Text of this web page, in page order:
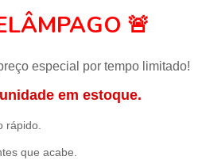
🚨
especial por tempo limitado!
em estoque.
rápido.
que acabe.